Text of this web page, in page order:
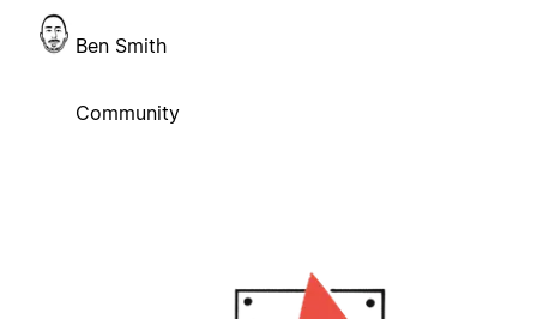
Ben Smith
Community